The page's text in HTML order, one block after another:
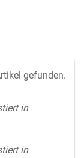
gefunden.
Datum
in
in